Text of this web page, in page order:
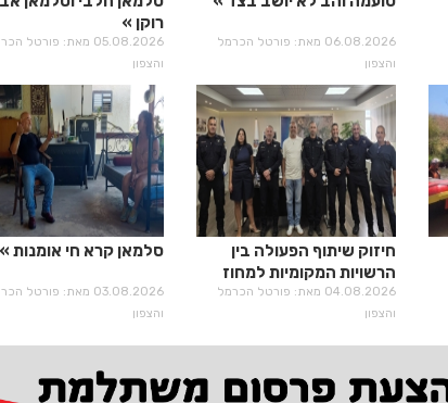
06.08.2026 מאת: פורטל הכרמל
והצפון
רוקן
05.08.2026 מאת: פורטל
והצפון
חיזוק שיתוף הפעולה בין
הרשויות המקומיות למחוז
חוף מרחב מנשה04.08.2026 מאת: פורטל הכרמל
והצפון
סלמאן קרא חי אומנות
03.08.2026 מאת: פורטל
והצפון